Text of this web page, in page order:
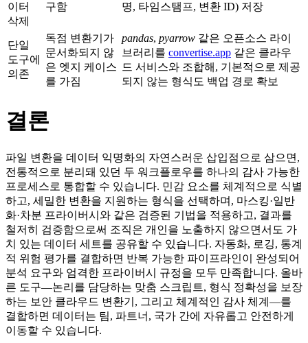
이터
삭제
구함
명, 타임스탬프, 변환 ID) 저장
단일
도구에
의존
독점 변환기가
문서화되지 않
은 엣지 케이스
를 가짐
pandas, pyarrow 같은 오픈소스 라이
브러리를 convertise.app 같은 클라우
드 서비스와 조합해, 기본적으로 제공
되지 않는 형식도 백업 경로 확보
결론
파일 변환을 데이터 익명화의 자연스러운 삽입점으로 삼으면,
전통적으로 분리돼 있던 두 워크플로우를 하나의 감사 가능한
프로세스로 통합할 수 있습니다. 민감 요소를 체계적으로 식별
하고, 세밀한 변환을 지원하는 형식을 선택하며, 마스킹·일반
화·차분 프라이버시와 같은 검증된 기법을 적용하고, 결과를
철저히 검증함으로써 조직은 개인을 노출하지 않으면서도 가
치 있는 데이터 세트를 공유할 수 있습니다. 자동화, 로깅, 통계
적 위험 평가를 결합하면 반복 가능한 파이프라인이 완성되어
분석 요구와 엄격한 프라이버시 규정을 모두 만족합니다. 올바
른 도구—논리를 담당하는 맞춤 스크립트, 형식 정확성을 보장
하는 보안 클라우드 변환기, 그리고 체계적인 감사 체계—를
결합하면 데이터는 팀, 파트너, 국가 간에 자유롭고 안전하게
이동할 수 있습니다.